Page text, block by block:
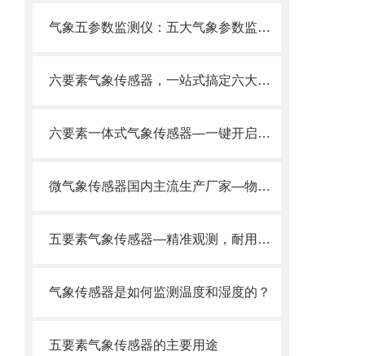
气象五参数监测仪：五大气象参数监测功能融合，小巧机身蕴含*功能
六要素气象传感器，一站式搞定六大气象要素监测！
六要素一体式气象传感器—一键开启即可同时监测气象六要素操作简单便捷。
微气象传感器国内主流生产厂家—物超所值让人满意2025全+境+派+送
五要素气象传感器—精准观测，耐用免维护的一体化微气象传感器@风途推送
气象传感器是如何监测温度和湿度的？
五要素气象传感器的主要用途